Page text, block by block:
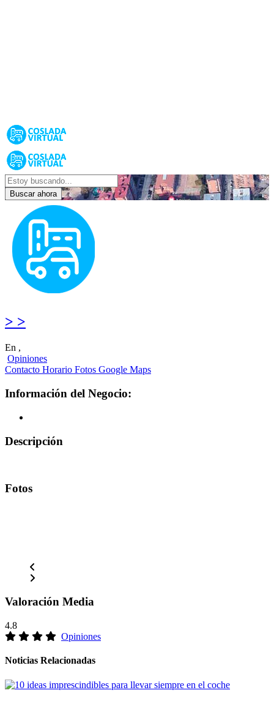
Buscar ahora
> >
En ,
Opiniones
Contacto Horario Fotos Google Maps
Información del Negocio:
Descripción
Fotos
Valoración Media
4.8
Opiniones
Noticias Relacionadas